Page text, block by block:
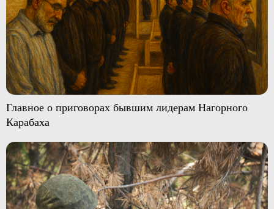
Главное о приговорах бывшим лидерам Нагорного
Карабаха